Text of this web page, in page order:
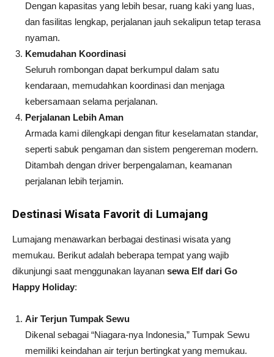
Dengan kapasitas yang lebih besar, ruang kaki yang luas,
dan fasilitas lengkap, perjalanan jauh sekalipun tetap terasa
nyaman.
Kemudahan Koordinasi
Seluruh rombongan dapat berkumpul dalam satu
kendaraan, memudahkan koordinasi dan menjaga
kebersamaan selama perjalanan.
Perjalanan Lebih Aman
Armada kami dilengkapi dengan fitur keselamatan standar,
seperti sabuk pengaman dan sistem pengereman modern.
Ditambah dengan driver berpengalaman, keamanan
perjalanan lebih terjamin.
Destinasi Wisata Favorit di Lumajang
Lumajang menawarkan berbagai destinasi wisata yang
memukau. Berikut adalah beberapa tempat yang wajib
dikunjungi saat menggunakan layanan sewa Elf dari Go
Happy Holiday:
Air Terjun Tumpak Sewu
Dikenal sebagai “Niagara-nya Indonesia,” Tumpak Sewu
memiliki keindahan air terjun bertingkat yang memukau.